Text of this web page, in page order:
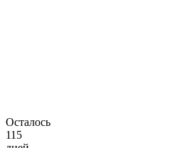
Осталось
115